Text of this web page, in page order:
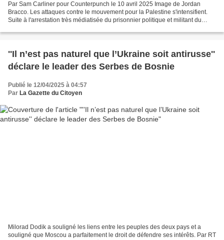
Par Sam Carliner pour Counterpunch le 10 avril 2025 Image de Jordan
Bracco. Les attaques contre le mouvement pour la Palestine s'intensifient.
Suite à l'arrestation très médiatisée du prisonnier politique et militant du
''Il n’est pas naturel que l’Ukraine soit antirusse''
déclare le leader des Serbes de Bosnie
Publié le 12/04/2025 à 04:57
Par La Gazette du Citoyen
Milorad Dodik a souligné les liens entre les peuples des deux pays et a
souligné que Moscou a parfaitement le droit de défendre ses intérêts. Par RT